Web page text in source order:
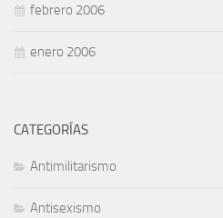
febrero 2006
enero 2006
CATEGORÍAS
Antimilitarismo
Antisexismo